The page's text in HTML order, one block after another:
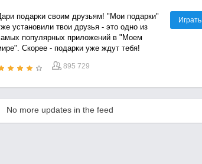
подарки своим друзьям! "Мои подарки"
установили твои друзья - это одно из
популярных приложений в "Моем
Скорее - подарки уже ждут тебя!
895 729
Играть
No more updates in the feed